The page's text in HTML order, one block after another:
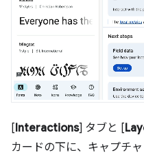
[Interactions] タブと [
カードの下に、キャプチ